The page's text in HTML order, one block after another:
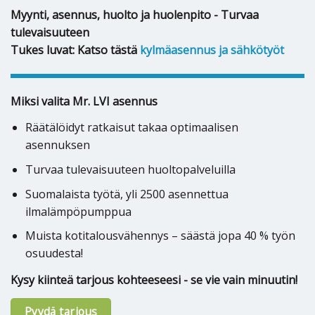
Myynti, asennus, huolto ja huolenpito - Turvaa
tulevaisuuteen
Tukes luvat: Katso tästä kylmäasennus ja sähkötyöt
Miksi valita Mr. LVI asennus
Räätälöidyt ratkaisut takaa optimaalisen
asennuksen
Turvaa tulevaisuuteen huoltopalveluilla
Suomalaista työtä, yli 2500 asennettua
ilmalämpöpumppua
Muista kotitalousvähennys – säästä jopa 40 % työn
osuudesta!
Kysy kiinteä tarjous kohteeseesi - se vie vain minuutin!
Pyydä tarjous